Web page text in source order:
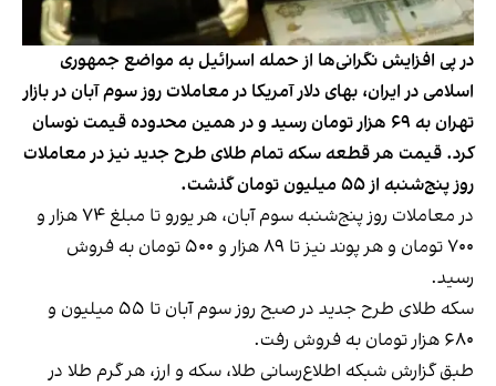
در پی افزایش نگرانی‌ها از حمله اسرائیل به مواضع جمهوری
اسلامی در ایران، بهای دلار آمریکا در معاملات روز سوم آبان در بازار
تهران به ۶۹ هزار تومان رسید و در همین محدوده قیمت نوسان
کرد. قیمت هر قطعه سکه تمام طلای طرح جدید نیز در معاملات
روز پنج‌شنبه از ۵۵ میلیون تومان گذشت.
در معاملات روز پنج‌شنبه سوم آبان، هر یورو تا مبلغ ۷۴ هزار و
۷۰۰ تومان و هر پوند نیز تا ۸۹ هزار و ۵۰۰ تومان به فروش
رسید.
سکه طلای طرح جدید در صبح روز سوم آبان تا ۵۵ میلیون و
۶۸۰ هزار تومان به فروش رفت.
طبق گزارش شبکه اطلاع‌رسانی طلا، سکه و ارز، هر گرم طلا در